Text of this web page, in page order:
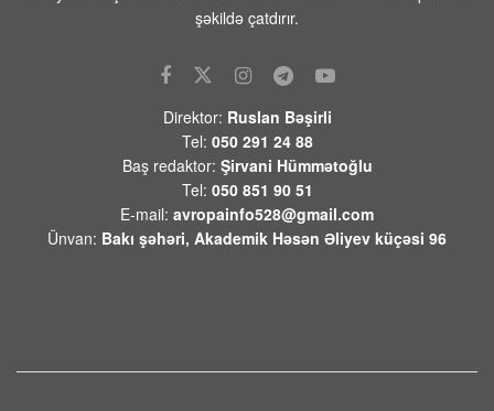
tapıldı
Azərbaycan XIN:”Gürcüstandakı
dəstəyimizi bir daha təsdiqləyirik”
08 AVQUST 2026 / 9:14 6
Rusiya Ukrayna Silahlı Qüvvələrinə
məxsus 397 PUA-nı vurub
08 AVQUST 2026 / 9:05 9
şəkildə çatdırır.
Direktor: Ruslan Bəşirli
Tel: 050 291 24 88
Baş redaktor: Şirvani Hümmətoğlu
Tel: 050 851 90 51
E-mail: avropainfo528@gmail.com
Ünvan: Bakı şəhəri, Akademik Həsən Əliyev küçəsi 96